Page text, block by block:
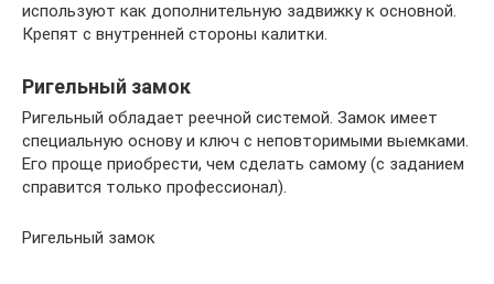
используют как дополнительную задвижку к основной.
Крепят с внутренней стороны калитки.
Ригельный замок
Ригельный обладает реечной системой. Замок имеет
специальную основу и ключ с неповторимыми выемками.
Его проще приобрести, чем сделать самому (с заданием
справится только профессионал).
Ригельный замок